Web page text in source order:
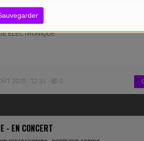
EN CONCERT
- ROQUEBRUNE SUR ARGENS
ELECTRONIQUE
2026 - 12:35 - 0
- EN CONCERT